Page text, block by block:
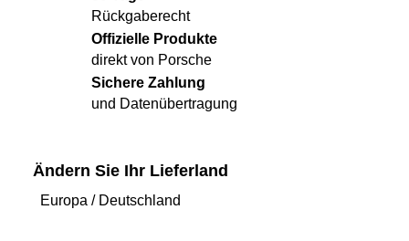
Rückgaberecht
Offizielle Produkte
direkt von Porsche
Sichere Zahlung
und Datenübertragung
Ändern Sie Ihr Lieferland
Europa / Deutschland